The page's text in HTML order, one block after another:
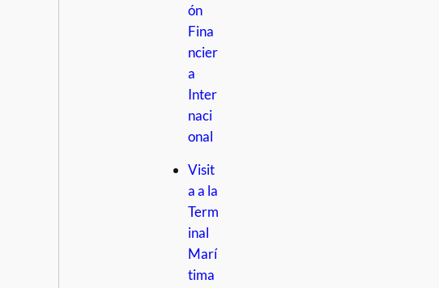
ón
Fina
ncier
a
Inter
naci
onal
Visit
a a la
Term
inal
Marí
tima